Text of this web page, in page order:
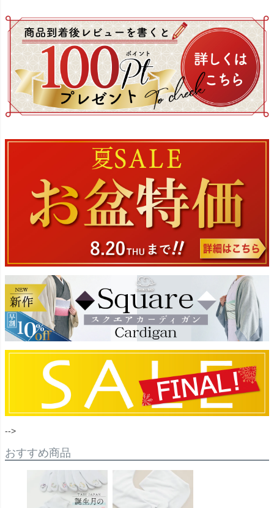
-->
おすすめ商品